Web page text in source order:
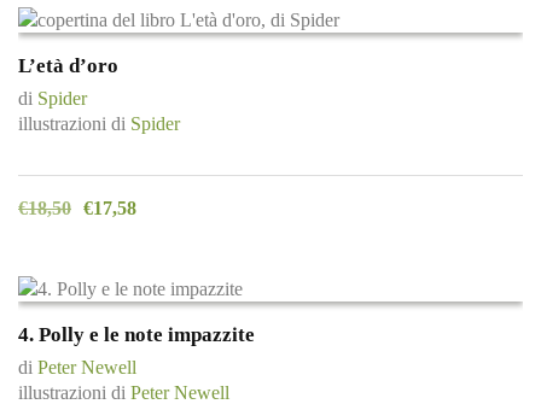
L’età d’oro
di Spider
illustrazioni di Spider
€18,50 €17,58
4. Polly e le note impazzite
di Peter Newell
illustrazioni di Peter Newell